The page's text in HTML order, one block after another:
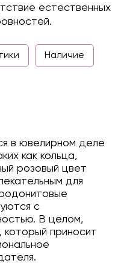
естественных
Наличие
в ювелирном деле
как кольца,
розовый цвет
для
с
В целом,
приносит